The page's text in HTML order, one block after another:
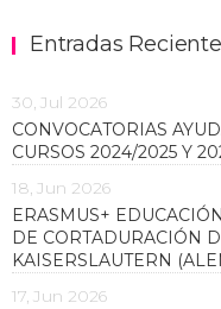
Entradas
30, Jul 2026
CONVOCATORIAS
CURSOS 2024/2025 Y
18, Jun 2026
ERASMUS+
DE CORTADURACIÓN
KAISERSLAUTERN
17, Jun 2026